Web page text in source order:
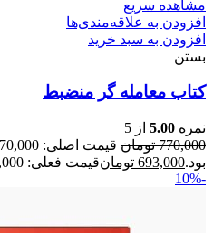
مشاهده سریع
افزودن به علاقه‌مندی‌ها
افزودن به سبد خرید
بستن
کتاب معامله گر منضبط
نمره 5.00 از 5
770,000 تومان
بود.693,000 تومانقیمت فعلی: 693,000 تومان.
-10%